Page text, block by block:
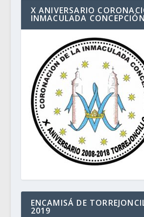
X ANIVERSARIO
INMACULADA CONCEPCIÓN
ENCAMISÁ DE
2019